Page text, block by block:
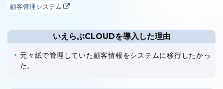
ユーザーインタビュー ホームページ制作実績
顧客管理システム
いえらぶCLOUDを導入した理由
元々紙で管理していた顧客情報をシステムに移行したかっ
た。